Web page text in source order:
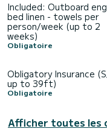
Included: Outboard
bed linen - towels per
person/week (up to 2
weeks)
Obligatoire
Obligatory Insurance
up to 39ft)
Obligatoire
Afficher toutes les